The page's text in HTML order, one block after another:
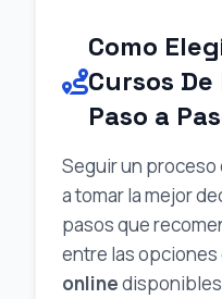
Como
Cursos
Paso a
Seguir un
a tomar la mejor
pasos que
entre las opciones
online